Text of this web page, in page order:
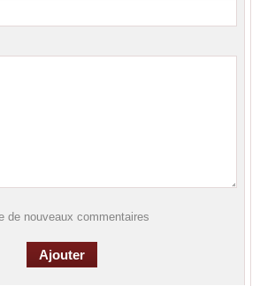
de nouveaux commentaires